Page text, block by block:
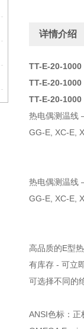
详情介绍
TT-E-20-1000
TT-E-20-1000
TT-E-20-1000
热电偶测温线
GG-E, XC-E,
热电偶测温线
GG-E, XC-E,
高品质的E型
有库存 - 可立
可选择不同的
ANSI色标：正